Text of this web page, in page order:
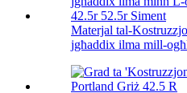
Materjal tal-
jgħaddix ilma mill-